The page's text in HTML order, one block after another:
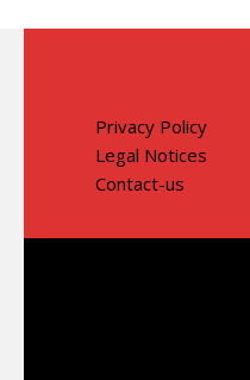
Privacy Policy
Legal Notices
Contact-us